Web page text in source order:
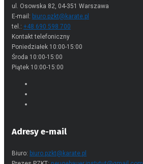
ul. Osowska 82, 04-351 Warszawa
E-mail: biuro.pzkt@karate.pl
tel.: +48 690 598 700
Kontakt telefoniczny
Poniedziałek 10:00-15:00
Środa 10:00-15:00
Piątek 10:00-15:00
Adresy e-mail
Biuro: biuro.pzkt@karate.pl